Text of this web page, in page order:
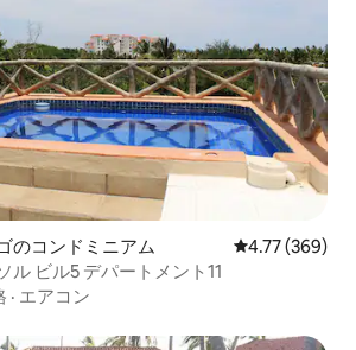
のコンドミニアム レビュー369
4.77 (369)
ル ビル5 デパートメント11
· エアコン